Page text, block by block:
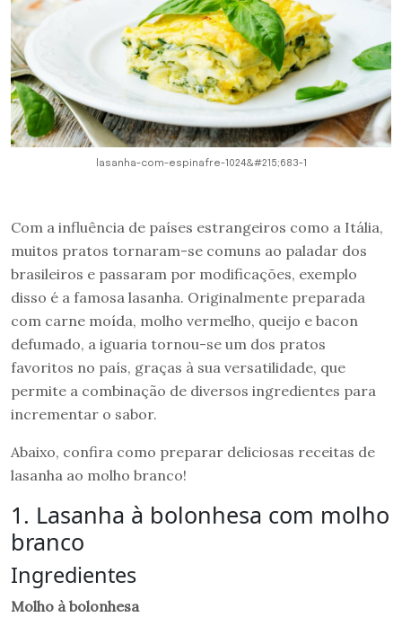
lasanha-com-espinafre-1024&#215;683-1
Com a influência de países estrangeiros como a Itália,
muitos pratos tornaram-se comuns ao paladar dos
brasileiros e passaram por modificações, exemplo
disso é a famosa lasanha. Originalmente preparada
com carne moída, molho vermelho, queijo e bacon
defumado, a iguaria tornou-se um dos pratos
favoritos no país, graças à sua versatilidade, que
permite a combinação de diversos ingredientes para
incrementar o sabor.
Abaixo, confira como preparar deliciosas receitas de
lasanha ao molho branco!
1. Lasanha à bolonhesa com molho
branco
Ingredientes
Molho à bolonhesa